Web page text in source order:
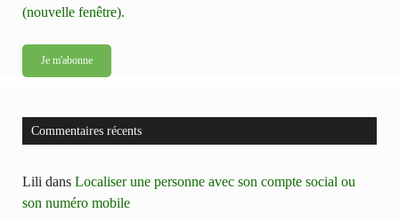
(nouvelle fenêtre).
Commentaires récents
Lili dans Localiser une personne avec son compte social ou
son numéro mobile